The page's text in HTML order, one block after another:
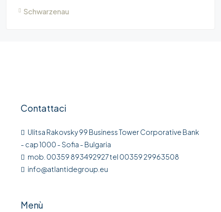
Schwarzenau
Contattaci
Ulitsa Rakovsky 99 Business Tower Corporative Bank
- cap 1000 - Sofia - Bulgaria
mob. 00359 893492927 tel 00359 29963508
info@atlantidegroup.eu
Menù